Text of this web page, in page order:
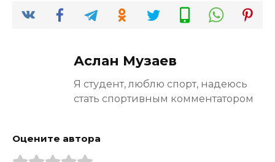
Аслан Музаев
Я студент, люблю спорт, надеюсь
стать спортивным комментатором
Оцените автора